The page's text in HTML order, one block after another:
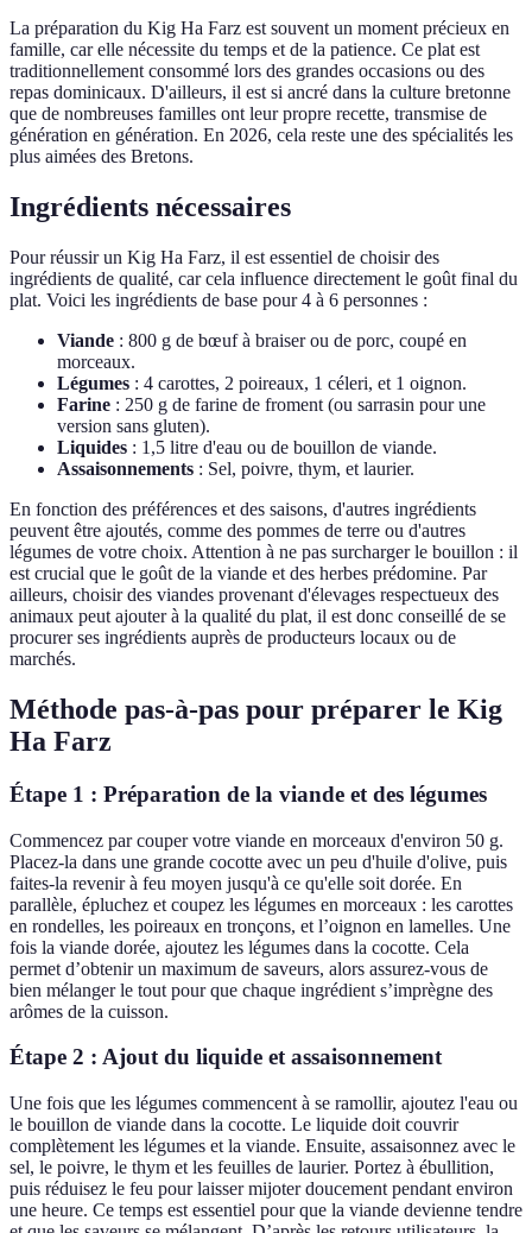
La préparation du Kig Ha Farz est souvent un moment précieux en
famille, car elle nécessite du temps et de la patience. Ce plat est
traditionnellement consommé lors des grandes occasions ou des
repas dominicaux. D'ailleurs, il est si ancré dans la culture bretonne
que de nombreuses familles ont leur propre recette, transmise de
génération en génération. En 2026, cela reste une des spécialités les
plus aimées des Bretons.
Ingrédients nécessaires
Pour réussir un Kig Ha Farz, il est essentiel de choisir des
ingrédients de qualité, car cela influence directement le goût final du
plat. Voici les ingrédients de base pour 4 à 6 personnes :
Viande : 800 g de bœuf à braiser ou de porc, coupé en
morceaux.
Légumes : 4 carottes, 2 poireaux, 1 céleri, et 1 oignon.
Farine : 250 g de farine de froment (ou sarrasin pour une
version sans gluten).
Liquides : 1,5 litre d'eau ou de bouillon de viande.
Assaisonnements : Sel, poivre, thym, et laurier.
En fonction des préférences et des saisons, d'autres ingrédients
peuvent être ajoutés, comme des pommes de terre ou d'autres
légumes de votre choix. Attention à ne pas surcharger le bouillon : il
est crucial que le goût de la viande et des herbes prédomine. Par
ailleurs, choisir des viandes provenant d'élevages respectueux des
animaux peut ajouter à la qualité du plat, il est donc conseillé de se
procurer ses ingrédients auprès de producteurs locaux ou de
marchés.
Méthode pas-à-pas pour préparer le Kig
Ha Farz
Étape 1 : Préparation de la viande et des légumes
Commencez par couper votre viande en morceaux d'environ 50 g.
Placez-la dans une grande cocotte avec un peu d'huile d'olive, puis
faites-la revenir à feu moyen jusqu'à ce qu'elle soit dorée. En
parallèle, épluchez et coupez les légumes en morceaux : les carottes
en rondelles, les poireaux en tronçons, et l’oignon en lamelles. Une
fois la viande dorée, ajoutez les légumes dans la cocotte. Cela
permet d’obtenir un maximum de saveurs, alors assurez-vous de
bien mélanger le tout pour que chaque ingrédient s’imprègne des
arômes de la cuisson.
Étape 2 : Ajout du liquide et assaisonnement
Une fois que les légumes commencent à se ramollir, ajoutez l'eau ou
le bouillon de viande dans la cocotte. Le liquide doit couvrir
complètement les légumes et la viande. Ensuite, assaisonnez avec le
sel, le poivre, le thym et les feuilles de laurier. Portez à ébullition,
puis réduisez le feu pour laisser mijoter doucement pendant environ
une heure. Ce temps est essentiel pour que la viande devienne tendre